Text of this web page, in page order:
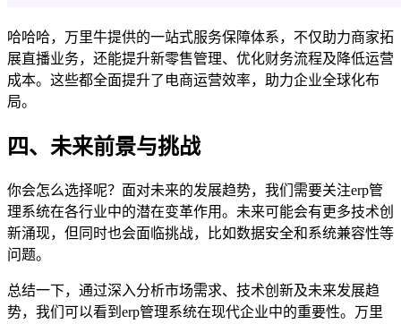
哈哈哈，万里牛提供的一站式服务保障体系，不仅助力商家拓
展直播业务，还能提升新零售管理、优化财务流程及降低运营
成本。这些都全面提升了电商运营效率，助力企业全球化布
局。
四、未来前景与挑战
你会怎么选择呢？面对未来的发展趋势，我们需要关注erp管
理系统在各行业中的潜在变革作用。未来可能会有更多技术创
新涌现，但同时也会面临挑战，比如数据安全和系统兼容性等
问题。
总结一下，通过深入分析市场需求、技术创新及未来发展趋
势，我们可以看到erp管理系统在现代企业中的重要性。万里